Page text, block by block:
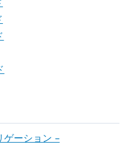
ゲーション –